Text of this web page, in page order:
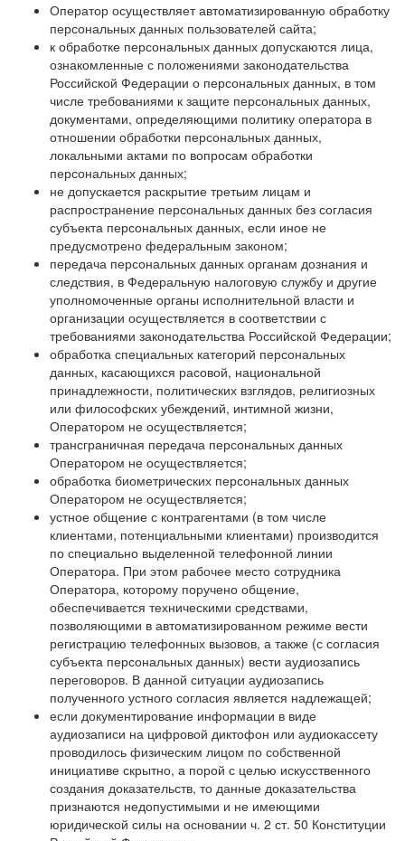
Оператор осуществляет автоматизированную обработку
персональных данных пользователей сайта;
к обработке персональных данных допускаются лица,
ознакомленные с положениями законодательства
Российской Федерации о персональных данных, в том
числе требованиями к защите персональных данных,
документами, определяющими политику оператора в
отношении обработки персональных данных,
локальными актами по вопросам обработки
персональных данных;
не допускается раскрытие третьим лицам и
распространение персональных данных без согласия
субъекта персональных данных, если иное не
предусмотрено федеральным законом;
передача персональных данных органам дознания и
следствия, в Федеральную налоговую службу и другие
уполномоченные органы исполнительной власти и
организации осуществляется в соответствии с
требованиями законодательства Российской Федерации;
обработка специальных категорий персональных
данных, касающихся расовой, национальной
принадлежности, политических взглядов, религиозных
или философских убеждений, интимной жизни,
Оператором не осуществляется;
трансграничная передача персональных данных
Оператором не осуществляется;
обработка биометрических персональных данных
Оператором не осуществляется;
устное общение с контрагентами (в том числе
клиентами, потенциальными клиентами) производится
по специально выделенной телефонной линии
Оператора. При этом рабочее место сотрудника
Оператора, которому поручено общение,
обеспечивается техническими средствами,
позволяющими в автоматизированном режиме вести
регистрацию телефонных вызовов, а также (с согласия
субъекта персональных данных) вести аудиозапись
переговоров. В данной ситуации аудиозапись
полученного устного согласия является надлежащей;
если документирование информации в виде
аудиозаписи на цифровой диктофон или аудиокассету
проводилось физическим лицом по собственной
инициативе скрытно, а порой с целью искусственного
создания доказательств, то данные доказательства
признаются недопустимыми и не имеющими
юридической силы на основании ч. 2 ст. 50 Конституции